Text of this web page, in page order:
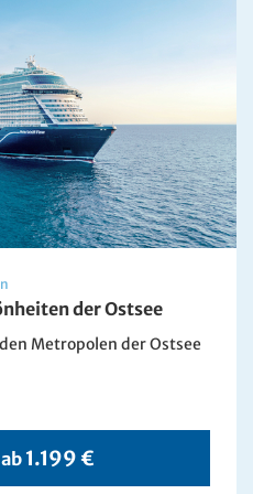
der Ostsee
Metropolen der Ostsee
ab 1.199 €